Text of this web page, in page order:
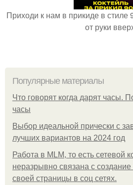
Приходи к нам в прикиде в стиле
от руки
Популярные материалы
Что говорят когда дарят часы.
часы
Выбор идеальной прически с
лучших вариантов на 2024 год
Работа в MLM, то есть сетевой
неразрывно связана с создание
своей страницы в соц сетях.